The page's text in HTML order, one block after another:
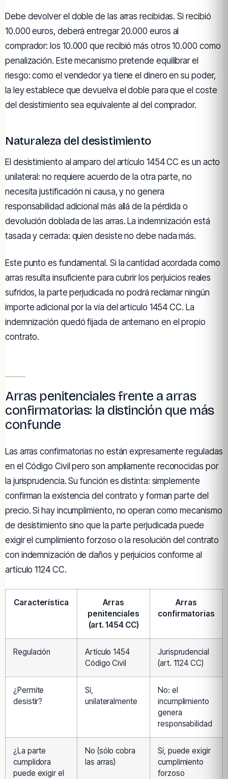
Debe devolver el doble de las arras recibidas. Si recibió
10.000 euros, deberá entregar 20.000 euros al
comprador: los 10.000 que recibió más otros 10.000 como
penalización. Este mecanismo pretende equilibrar el
riesgo: como el vendedor ya tiene el dinero en su poder,
la ley establece que devuelva el doble para que el coste
del desistimiento sea equivalente al del comprador.
Naturaleza del desistimiento
El desistimiento al amparo del artículo 1454 CC es un acto
unilateral: no requiere acuerdo de la otra parte, no
necesita justificación ni causa, y no genera
responsabilidad adicional más allá de la pérdida o
devolución doblada de las arras. La indemnización está
tasada y cerrada: quien desiste no debe nada más.
Este punto es fundamental. Si la cantidad acordada como
arras resulta insuficiente para cubrir los perjuicios reales
sufridos, la parte perjudicada no podrá reclamar ningún
importe adicional por la vía del artículo 1454 CC. La
indemnización quedó fijada de antemano en el propio
contrato.
Arras penitenciales frente a arras
confirmatorias: la distinción que más
confunde
Las arras confirmatorias no están expresamente reguladas
en el Código Civil pero son ampliamente reconocidas por
la jurisprudencia. Su función es distinta: simplemente
confirman la existencia del contrato y forman parte del
precio. Si hay incumplimiento, no operan como mecanismo
de desistimiento sino que la parte perjudicada puede
exigir el cumplimiento forzoso o la resolución del contrato
con indemnización de daños y perjuicios conforme al
artículo 1124 CC.
Característica
Arras
penitenciales
(art. 1454 CC)
Arras
confirmatorias
Regulación
Artículo 1454
Código Civil
Jurisprudencial
(art. 1124 CC)
¿Permite
desistir?
Sí,
unilateralmente
No: el
incumplimiento
genera
responsabilidad
¿La parte
cumplidora
puede exigir el
No (sólo cobra
las arras)
Sí, puede exigir
cumplimiento
forzoso